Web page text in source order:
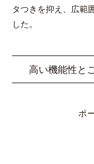
タつきを抑え、 広範
した。
高い機能性と
ポ